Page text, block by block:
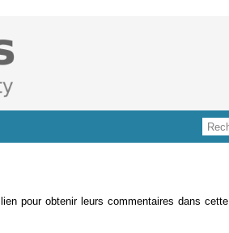
pour obtenir leurs commentaires dans cette